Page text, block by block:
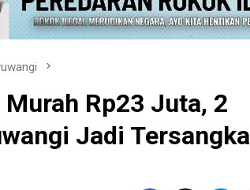
Rp23 Juta, 2
Jadi Tersangka